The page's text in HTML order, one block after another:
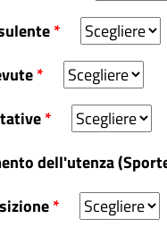
*
*
*
dell'utenza
*